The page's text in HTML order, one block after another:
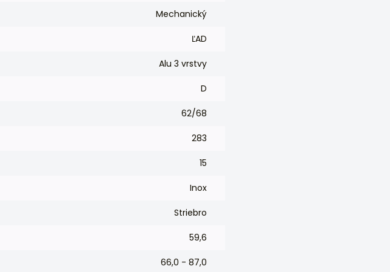
Mechanický
ĽAD
Alu 3 vrstvy
D
62/68
283
15
Inox
Striebro
59,6
66,0 - 87,0